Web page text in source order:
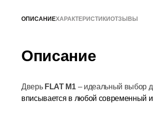
ОПИСАНИЕХАРАКТЕРИСТИКИОТЗЫВЫ
Описание
Дверь FLAT M1– идеальный выбор
вписывается в любой современный